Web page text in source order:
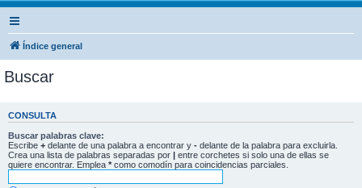
Índice general
Buscar
CONSULTA
Buscar palabras clave:
Escribe + delante de una palabra a encontrar y - delante de la palabra para excluirla.
Crea una lista de palabras separadas por | entre corchetes si solo una de ellas se
quiere encontrar. Emplea * como comodín para coincidencias parciales.